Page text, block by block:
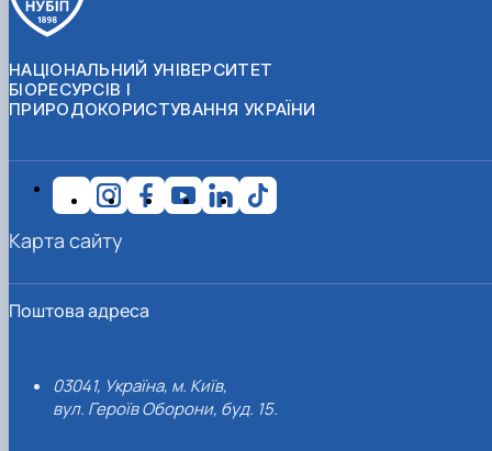
НАЦІОНАЛЬНИЙ УНІВЕРСИТЕТ
БІОРЕСУРСІВ І
ПРИРОДОКОРИСТУВАННЯ УКРАЇНИ
Поштова адреса
03041, Україна, м. Київ,
вул. Героїв Оборони, буд. 15.
Карта сайту